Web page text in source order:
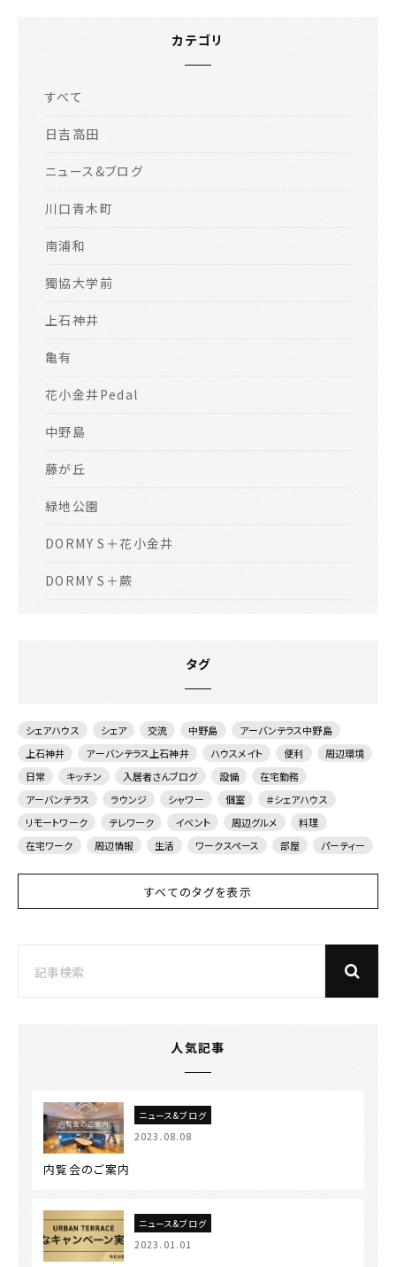
カテゴリ
すべて
日吉高田
ニュース&ブログ
川口青木町
南浦和
獨協大学前
上石神井
亀有
花小金井Pedal
中野島
藤が丘
緑地公園
DORMY S＋花小金井
DORMY S＋蕨
タグ
シェアハウス シェア 交流 中野島
アーバンテラス中野島
上石神井
アーバンテラス上石神井 ハウスメイト 便利
周辺環境
日常
キッチン 入居者さんブログ 設備
在宅勤務
アーバンテラス
ラウンジ シャワー 個室
＃シェアハウス
リモートワーク
テレワーク イベント 周辺グルメ
料理
在宅ワーク
周辺情報 生活 ワークスペース 部屋 パーティー
すべてのタグを表示
人気記事
ニュース&ブログ
2023.08.08
内覧会のご案内
ニュース&ブログ
2023.01.01